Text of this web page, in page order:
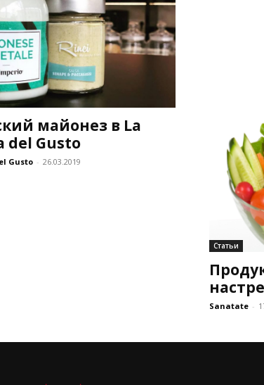
майонез в La
del Gusto
Gusto - 26.03.2019
Статьи
Sanatate -